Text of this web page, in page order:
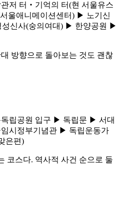
저 터‧기억의 터(현 서울유스
울애니메이션센터) ▶ 노기신
신사(숭의여대) ▶ 한양공원 ▶
방향으로 돌아보는 것도 괜찮
립공원 입구 ▶ 독립문 ▶ 서대
시정부기념관 ▶ 독립운동가
은편)
코스다. 역사적 사건 순으로 둘